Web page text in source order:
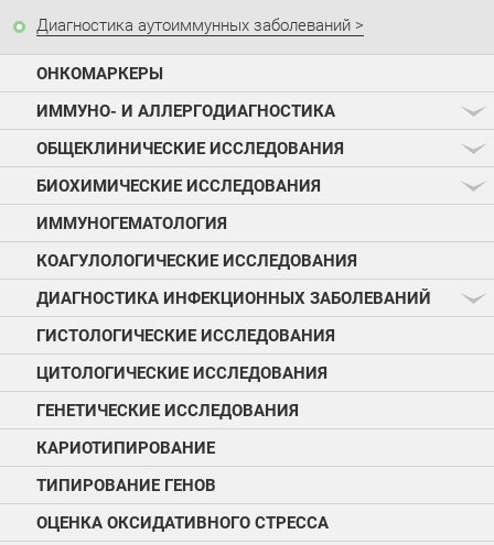
Диагностика аутоиммунных заболеваний
ОНКОМАРКЕРЫ
ИММУНО- И АЛЛЕРГОДИАГНОСТИКА
ОБЩЕКЛИНИЧЕСКИЕ ИССЛЕДОВАНИЯ
БИОХИМИЧЕСКИЕ ИССЛЕДОВАНИЯ
ИММУНОГЕМАТОЛОГИЯ
КОАГУЛОЛОГИЧЕСКИЕ ИССЛЕДОВАНИЯ
ДИАГНОСТИКА ИНФЕКЦИОННЫХ ЗАБОЛЕВАНИЙ
ГИСТОЛОГИЧЕСКИЕ ИССЛЕДОВАНИЯ
ЦИТОЛОГИЧЕСКИЕ ИССЛЕДОВАНИЯ
ГЕНЕТИЧЕСКИЕ ИССЛЕДОВАНИЯ
КАРИОТИПИРОВАНИЕ
ТИПИРОВАНИЕ ГЕНОВ
ОЦЕНКА ОКСИДАТИВНОГО СТРЕССА